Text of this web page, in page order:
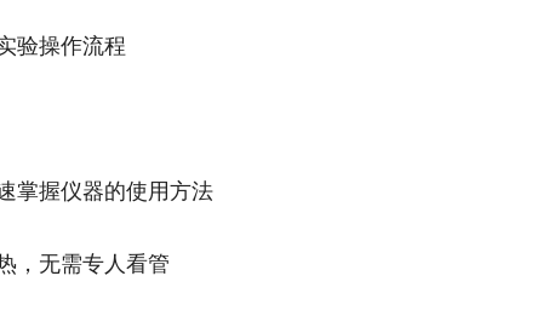
验操作流程
掌握仪器的使用方法
，无需专人看管